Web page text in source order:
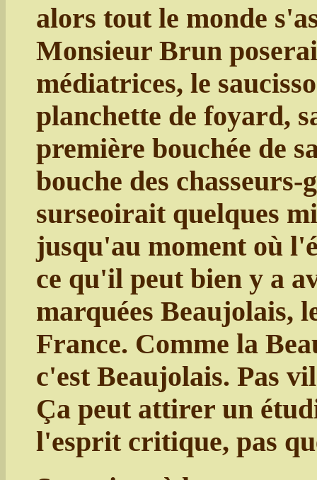
alors tout le monde
Monsieur Brun
médiatrices, le
planchette de foyard,
première bouchée de
bouche des
surseoirait quelques
jusqu'au moment où
ce qu'il peut bien y a
marquées Beaujolais,
France. Comme la
c'est Beaujolais. Pas
Ça peut attirer un
l'esprit critique, pas